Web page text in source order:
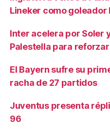
Lineker como
Inter acelera por Soler
Palestella para
El Bayern sufre su
racha de 27 partidos
Juventus presenta
96